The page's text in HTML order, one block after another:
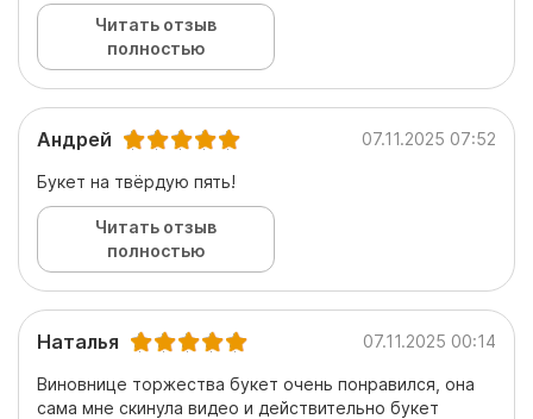
Читать отзыв
полностью
Андрей 07.11.2025 07:52
Букет на твёрдую пять!
Читать отзыв
полностью
Наталья 07.11.2025 00:14
Виновнице торжества букет очень понравился, она
сама мне скинула видео и действительно букет